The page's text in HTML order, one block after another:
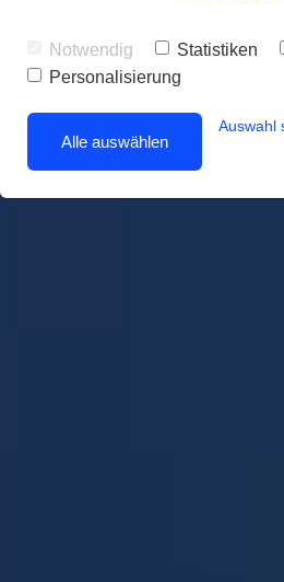
Notwendig Statistiken
Personalisierung
Alle auswählen
Auswahl